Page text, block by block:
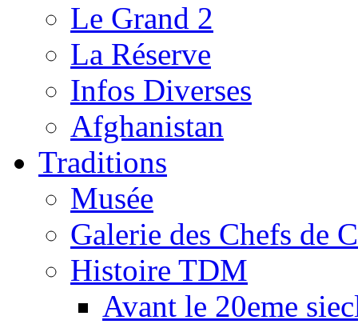
Le Grand 2
La Réserve
Infos Diverses
Afghanistan
Traditions
Musée
Galerie des Chefs de
Histoire TDM
Avant le 20eme